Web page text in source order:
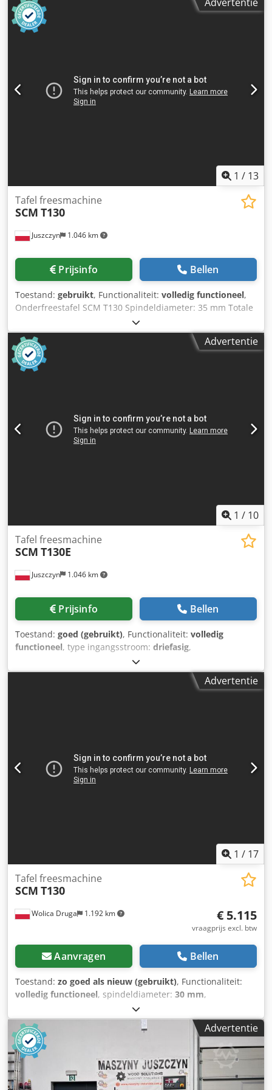
met een vermogen van 7 kW Toerental, instelbaar via riem:
3000/4500/6000/7000/10000 Dkjdpfozlw Rnjx Aprjr Spil
draait zowel linksom als rechtsom Handmatige spil-
1 / 13
Juszczyn 1.046 km
Tafel freesmachine
SCM T130
Prijsinfo Bellen
Toestand: gebruikt, Functionaliteit: volledig functioneel,
Onderfreestafel SCM T130 Spindeldiameter: 35 mm Totale
spindellengte: 160 mm Hoofdmotorvermogen: 5,5 kW
Toerentalverstelling via riem: 3000/4500/6000/7000/10000
tpm Spindel links- en rechtsdraaiend Elektrische spilhef
Dkodjzakgmjpfx Aprsr
Advertentie
1 / 10
Juszczyn 1.046 km
Tafel freesmachine
SCM T130E
Prijsinfo Bellen
Toestand: goed (gebruikt), Functionaliteit: volledig
functioneel, type ingangsstroom: driefasig,
, toerental (max.):
toerental (min.):3.000 rpm, hoogteverstellingstype:
Voedingssnelheid instelbaar via variator CE-certificaat
Technische documentatie (DTR)
Advertentie
1 / 17
Wolica Druga 1.192 km
Tafel freesmachine
SCM T130
€ 5.115
vraagprijs excl. btw
Aanvragen Bellen
Toestand: zo goed als nieuw (gebruikt), Functionaliteit:
volledig functioneel, spindeldiameter: 30 mm,
handmatig
elektrisch, toerental (max.):10.000 rpm, toerental (min.):
3.000 rpm
800 kg , Uitrusting: CE-
markering
, SCM T130 Onderfreesmachine | 7,5 kW |
Kantelbare spil! Stevige en bewezen SCM T130 onderfrees
– een industriële klasse machine, ideaal voor
meubelmakers, productiebedrijven en veeleisende
Advertentie